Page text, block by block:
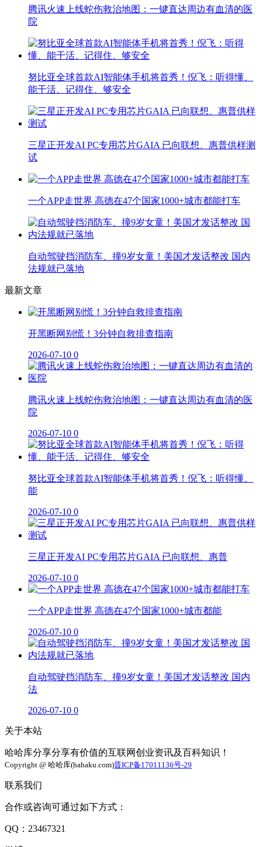
腾讯火速上线蛇伤救治地图：一键直达周边有血清的医
院
努比亚全球首款AI智能体手机将首秀！倪飞：听得懂、
能干活、记得住、够安全
三星正开发AI PC专用芯片GAIA 已向联想、惠普供样测
试
一个APP走世界 高德在47个国家1000+城市都能打车
自动驾驶挡消防车、撞9岁女童！美国才发话整改 国内
法规就已落地
最新文章
开黑断网别慌！3分钟自救排查指南
2026-07-10 0
腾讯火速上线蛇伤救治地图：一键直达周边有血清的医
院
2026-07-10 0
努比亚全球首款AI智能体手机将首秀！倪飞：听得懂、
能
2026-07-10 0
三星正开发AI PC专用芯片GAIA 已向联想、惠普
2026-07-10 0
一个APP走世界 高德在47个国家1000+城市都能
2026-07-10 0
自动驾驶挡消防车、撞9岁女童！美国才发话整改 国内
法
2026-07-10 0
关于本站
哈哈库分享分享有价值的互联网创业资讯及百科知识！
Copyright @ 哈哈库(hahaku.com)晋ICP备17011136号-29
联系我们
合作或咨询可通过如下方式：
QQ：23467321